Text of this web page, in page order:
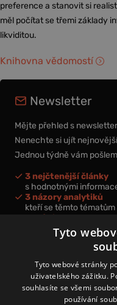
preference a stanovit si
měl počítat se třemi základy
likviditou.
Knihovna vědomostí
Newsletter
Mějte přehled s
Nenechte si ujít
Jednou týdně vám
3 nejčtenější články
s hodnotnými
3 názory analytiků
kteří se těmto
nová videa a podcasty
k prohloubení vašich
Přihlášením k newsletteru
zpracování osobních údajů.
Tyto
Tyto webové stránky
uživatelského zážitku.
souhlasíte se všemi
používání